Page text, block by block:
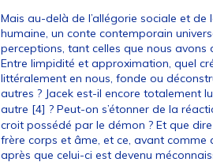
Mais au-delà de l’allégorie sociale et
humaine, un conte contemporain
perceptions, tant celles que nous avons
Entre limpidité et approximation, quel
littéralement en nous, fonde ou
autres ? Jacek est-il encore totalement
autre [4] ? Peut-on s’étonner de la
croit possédé par le démon ? Et que
frère corps et âme, et ce, avant comme
après que celui-ci est devenu